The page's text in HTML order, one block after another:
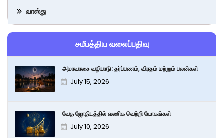
வாஸ்து
சமீபத்திய வலைப்பதிவு
அமாவாசை வழிபாடு: தர்ப்பணம், விரதம் மற்றும் பலன்கள்
July 15, 2026
வேத ஜோதிடத்தில் வணிக வெற்றி யோகங்கள்
July 10, 2026